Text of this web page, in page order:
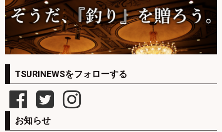
TSURINEWSをフォローする
お知らせ